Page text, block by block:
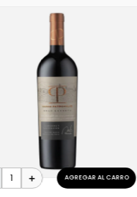
＋ AGREGAR AL CARRO